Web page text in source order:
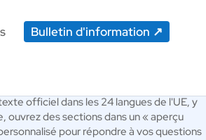
Bulletin d'information
officiel dans les 24 langues de l'UE, y
des sections dans un « aperçu
pour répondre à vos questions